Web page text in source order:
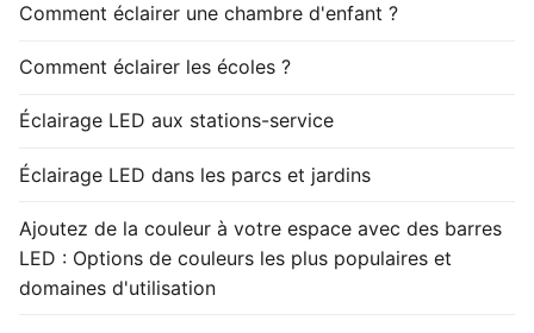
Comment éclairer une chambre d'enfant ?
Comment éclairer les écoles ?
Éclairage LED aux stations-service
Éclairage LED dans les parcs et jardins
Ajoutez de la couleur à votre espace avec des barres
LED : Options de couleurs les plus populaires et
domaines d'utilisation